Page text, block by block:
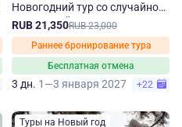
Новогодний тур со случайной
экскурсией
RUB 21,350RUB 23,000
Раннее бронирование тура
Бесплатная отмена
3 дн. 1—3 января 2027 +22
Туры на Новый год